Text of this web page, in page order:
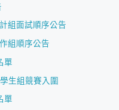
組面試順序公告
組順序公告
單
生組競賽入圍
單